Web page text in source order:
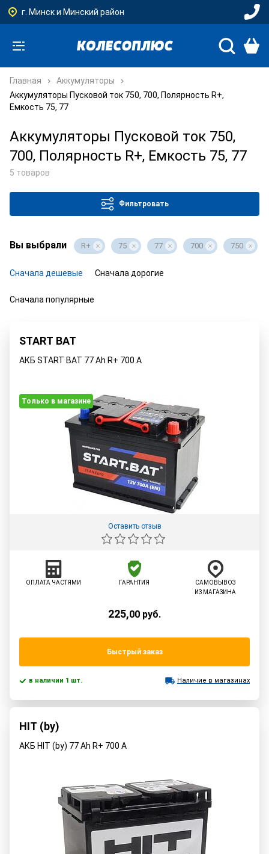
г. Минск и Минский район
Главная
Аккумуляторы
Аккумуляторы Пусковой ток 750, 700, Полярность R+,
Емкость 75, 77
Аккумуляторы Пусковой ток 750,
700, Полярность R+, Емкость 75, 77
5 товаров
Фильтровать
Вы выбрали R+ 75 77 700 750
Сначала дешевые Сначала дорогие
Сначала популярные
START BAT
АКБ START BAT 77 Ah R+ 700 A
Только в магазине
Оставить отзыв
ОПЛАТА ЧАСТЯМИ ГАРАНТИЯ
САМОВЫВОЗ
ИЗ МАГАЗИНА
225,00 руб.
Быстрый заказ
в наличии 1 шт. Наличие в магазинах
HIT (by)
АКБ HIT (by) 77 Ah R+ 700 A